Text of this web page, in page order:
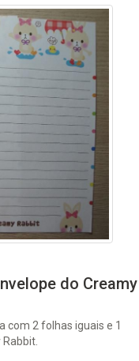
do Creamy
com 2 folhas iguais e 1